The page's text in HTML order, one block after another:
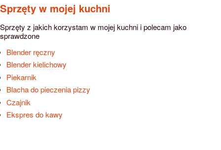
Sprzęty w mojej kuchni
Sprzęty z jakich korzystam w mojej kuchni i polecam jako
sprawdzone
Blender ręczny
Blender kielichowy
Piekarnik
Blacha do pieczenia pizzy
Czajnik
Ekspres do kawy